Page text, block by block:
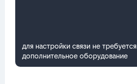
для настройки связи не требуется
дополнительное оборудование